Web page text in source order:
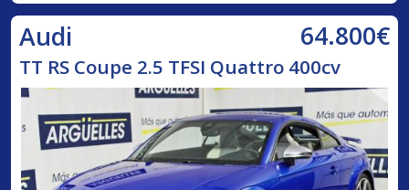
Audi 64.800€
TT RS Coupe 2.5 TFSI Quattro 400cv